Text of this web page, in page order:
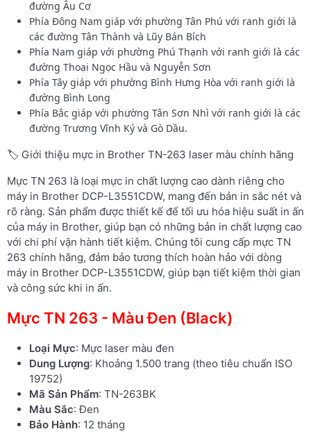
đường Âu Cơ
Phía Đông Nam giáp với phường Tân Phú với ranh giới là
các đường Tân Thành và Lũy Bán Bích
Phía Nam giáp với phường Phú Thạnh với ranh giới là các
đường Thoại Ngọc Hầu và Nguyễn Sơn
Phía Tây giáp với phường Bình Hưng Hòa với ranh giới là
đường Bình Long
Phía Bắc giáp với phường Tân Sơn Nhì với ranh giới là các
đường Trương Vĩnh Ký và Gò Dầu.
🏷️ Giới thiệu mực in Brother TN-263 laser màu chính hãng
Mực TN 263 là loại mực in chất lượng cao dành riêng cho
máy in Brother DCP-L3551CDW, mang đến bản in sắc nét và
rõ ràng. Sản phẩm được thiết kế để tối ưu hóa hiệu suất in ấn
của máy in Brother, giúp bạn có những bản in chất lượng cao
với chi phí vận hành tiết kiệm. Chúng tôi cung cấp mực TN
263 chính hãng, đảm bảo tương thích hoàn hảo với dòng
máy in Brother DCP-L3551CDW, giúp bạn tiết kiệm thời gian
và công sức khi in ấn.
Mực TN 263 - Màu Đen (Black)
Loại Mực: Mực laser màu đen
Dung Lượng: Khoảng 1.500 trang (theo tiêu chuẩn ISO
19752)
Mã Sản Phẩm: TN-263BK
Màu Sắc: Đen
Bảo Hành: 12 tháng